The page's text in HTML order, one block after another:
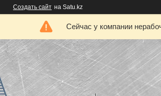
Создать сайт на Satu.kz
Сейчас у компании